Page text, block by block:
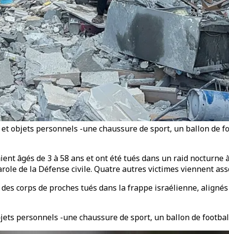
objets personnels -une chaussure de sport, un ballon de
âgés de 3 à 58 ans et ont été tués dans un raid nocturne
de la Défense civile. Quatre autres victimes viennent
corps de proches tués dans la frappe israélienne,
personnels -une chaussure de sport, un ballon de